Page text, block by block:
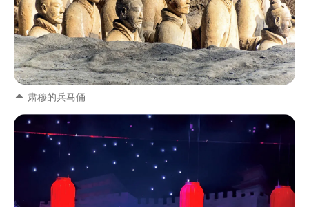
肃穆的兵马俑